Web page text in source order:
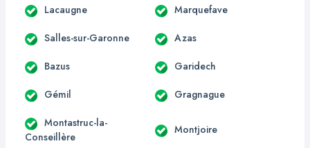
Lacaugne Marquefave
Salles-sur-Garonne Azas
Bazus Garidech
Gémil Gragnague
Montastruc-la-
Conseillère
Montjoire